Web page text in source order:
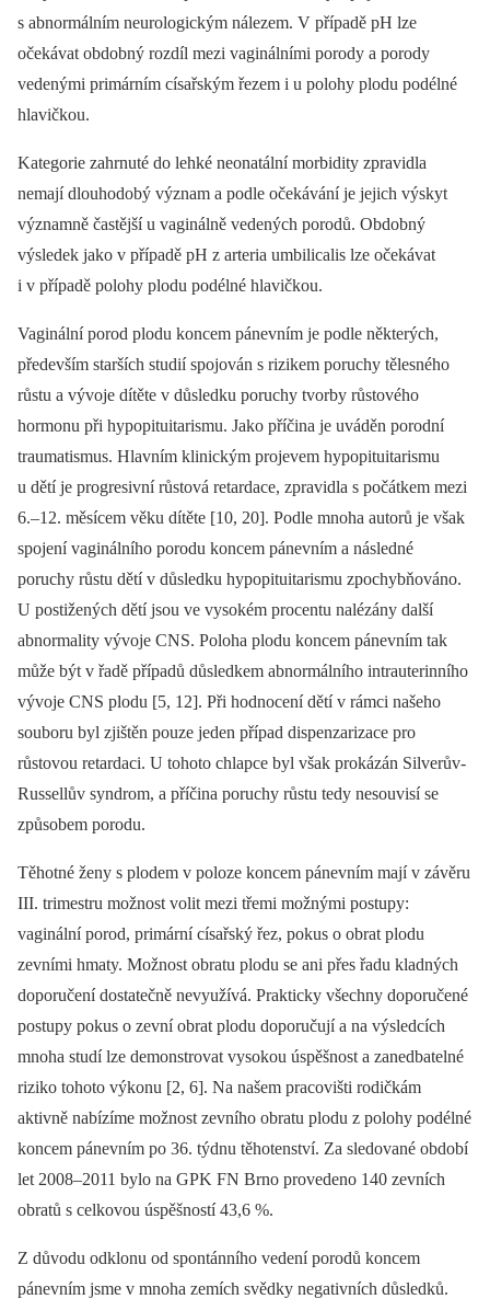
s abnormálním neurologickým nálezem. V případě pH lze
očekávat obdobný rozdíl mezi vaginálními porody a porody
vedenými primárním císařským řezem i u polohy plodu podélné
hlavičkou.
Kategorie zahrnuté do lehké neonatální morbidity zpravidla
nemají dlouhodobý význam a podle očekávání je jejich výskyt
významně častější u vaginálně vedených porodů. Obdobný
výsledek jako v případě pH z arteria umbilicalis lze očekávat
i v případě polohy plodu podélné hlavičkou.
Vaginální porod plodu koncem pánevním je podle některých,
především starších studií spojován s rizikem poruchy tělesného
růstu a vývoje dítěte v důsledku poruchy tvorby růstového
hormonu při hypopituitarismu. Jako příčina je uváděn porodní
traumatismus. Hlavním klinickým projevem hypopituitarismu
u dětí je progresivní růstová retardace, zpravidla s počátkem mezi
6.–12. měsícem věku dítěte [10, 20]. Podle mnoha autorů je však
spojení vaginálního porodu koncem pánevním a následné
poruchy růstu dětí v důsledku hypopituitarismu zpochybňováno.
U postižených dětí jsou ve vysokém procentu nalézány další
abnormality vývoje CNS. Poloha plodu koncem pánevním tak
může být v řadě případů důsledkem abnormálního intrauterinního
vývoje CNS plodu [5, 12]. Při hodnocení dětí v rámci našeho
souboru byl zjištěn pouze jeden případ dispenzarizace pro
růstovou retardaci. U tohoto chlapce byl však prokázán Silverův-
Russellův syndrom, a příčina poruchy růstu tedy nesouvisí se
způsobem porodu.
Těhotné ženy s plodem v poloze koncem pánevním mají v závěru
III. trimestru možnost volit mezi třemi možnými postupy:
vaginální porod, primární císařský řez, pokus o obrat plodu
zevními hmaty. Možnost obratu plodu se ani přes řadu kladných
doporučení dostatečně nevyužívá. Prakticky všechny doporučené
postupy pokus o zevní obrat plodu doporučují a na výsledcích
mnoha studí lze demonstrovat vysokou úspěšnost a zanedbatelné
riziko tohoto výkonu [2, 6]. Na našem pracovišti rodičkám
aktivně nabízíme možnost zevního obratu plodu z polohy podélné
koncem pánevním po 36. týdnu těhotenství. Za sledované období
let 2008–2011 bylo na GPK FN Brno provedeno 140 zevních
obratů s celkovou úspěšností 43,6 %.
Z důvodu odklonu od spontánního vedení porodů koncem
pánevním jsme v mnoha zemích svědky negativních důsledků.